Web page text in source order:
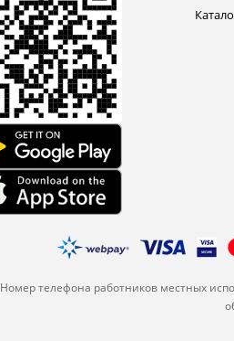
Номер телефона работников местных